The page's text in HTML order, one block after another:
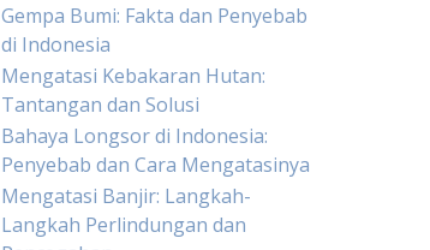
Gempa Bumi: Fakta dan Penyebab
di Indonesia
Mengatasi Kebakaran Hutan:
Tantangan dan Solusi
Bahaya Longsor di Indonesia:
Penyebab dan Cara Mengatasinya
Mengatasi Banjir: Langkah-
Langkah Perlindungan dan